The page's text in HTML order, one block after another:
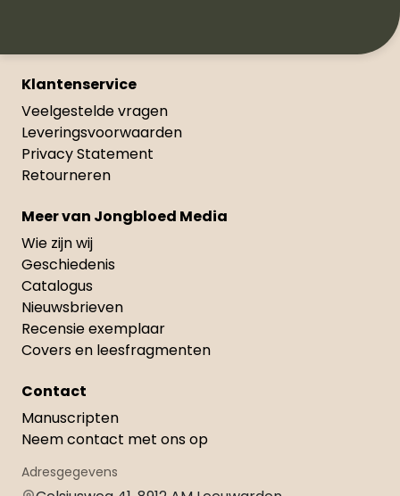
Klantenservice
Veelgestelde vragen
Leveringsvoorwaarden
Privacy Statement
Retourneren
Meer van Jongbloed Media
Wie zijn wij
Geschiedenis
Catalogus
Nieuwsbrieven
Recensie exemplaar
Covers en leesfragmenten
Contact
Manuscripten
Neem contact met ons op
Adresgegevens